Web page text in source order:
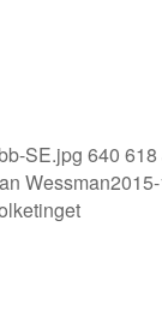
SE.jpg 640 618
Wessman